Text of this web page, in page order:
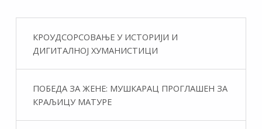
КРОУДСОРСОВАЊЕ У ИСТОРИЈИ И
ДИГИТАЛНОЈ ХУМАНИСТИЦИ
ПОБЕДА ЗА ЖЕНЕ: МУШКАРАЦ ПРОГЛАШЕН ЗА
КРАЉИЦУ МАТУРЕ